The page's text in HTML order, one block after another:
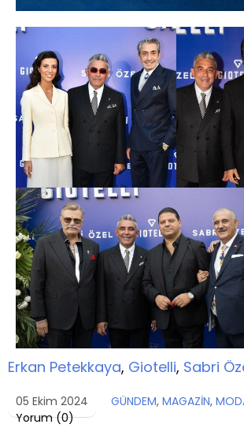
Erkan Petekkaya, Giotelli, Sabri
05 Ekim 2024 GÜNDEM, MAGAZİN,
Yorum (0)